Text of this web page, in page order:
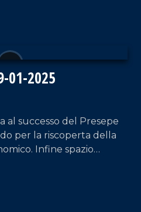
voli dal suo
01-2025
al successo del Presepe
per la riscoperta della
Infine spazio
di un messaggio